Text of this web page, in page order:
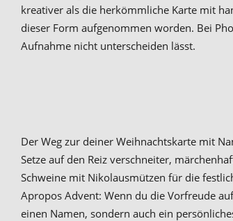
kreativer als die herkömmliche Karte mit
dieser Form aufgenommen worden. Bei
Aufnahme nicht unterscheiden lässt.
Der Weg zur deiner Weihnachtskarte mit
Setze auf den Reiz verschneiter,
Schweine mit Nikolausmützen für die
Apropos Advent: Wenn du die Vorfreude
einen Namen, sondern auch ein